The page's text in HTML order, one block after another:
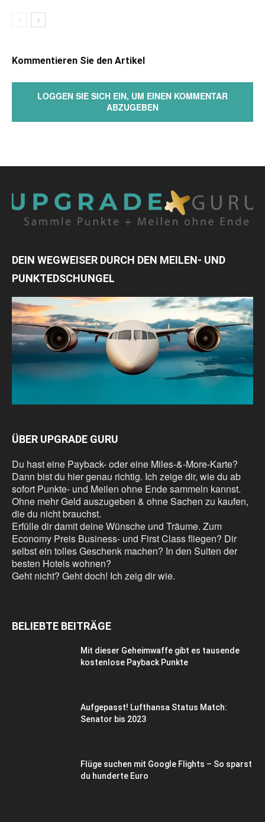
Kommentieren Sie den Artikel
LOGGEN SIE SICH EIN, UM EINEN KOMMENTAR
ABZUGEBEN
DEIN WEGWEISER DURCH DEN MEILEN- UND
PUNKTEDSCHUNGEL
ÜBER UPGRADE GURU
Du hast eine Payback- oder eine Miles-&-More-Karte?
Dann bist du hier genau richtig. Ich zeige dir, wie du ab
sofort Punkte- und Meilen ohne Ende sammeln kannst.
Ohne mehr Geld auszugeben & ohne Sachen zu kaufen,
die du nicht brauchst.
Erfülle dir damit deine Wünsche und Träume. Zum
Economy Preis Business- und First Class fliegen? Dir
selbst ein tolles Geschenk machen? In den Suiten der
besten Hotels wohnen?
Geht nicht? Geht doch! Ich zeig dir wie.
BELIEBTE BEITRÄGE
Mit dieser Geheimwaffe gibt es tausende
kostenlose Payback Punkte
Aufgepasst! Lufthansa Status Match:
Senator bis 2023
Flüge suchen mit Google Flights – So sparst
du hunderte Euro